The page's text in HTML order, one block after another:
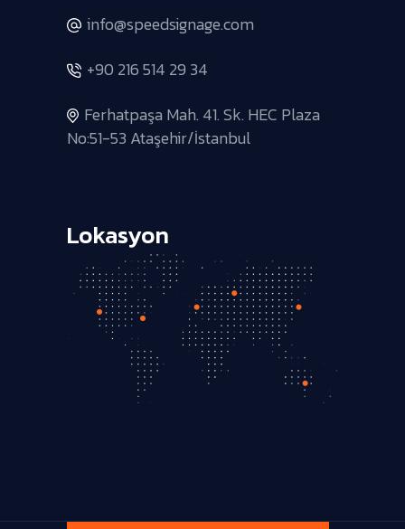
info@speedsignage.com
+90 216 514 29 34
Ferhatpaşa Mah. 41. Sk. HEC Plaza
No:51-53 Ataşehir/İstanbul
Lokasyon